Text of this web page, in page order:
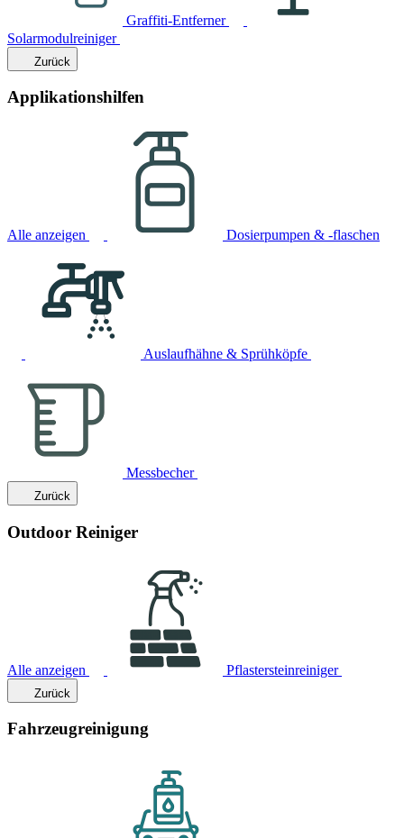
Graffiti-Entferner
Solarmodulreiniger
Zurück
Applikationshilfen
Alle anzeigen Dosierpumpen & -flaschen
Auslaufhähne & Sprühköpfe
Messbecher
Zurück
Outdoor Reiniger
Alle anzeigen Pflastersteinreiniger
Zurück
Fahrzeugreinigung